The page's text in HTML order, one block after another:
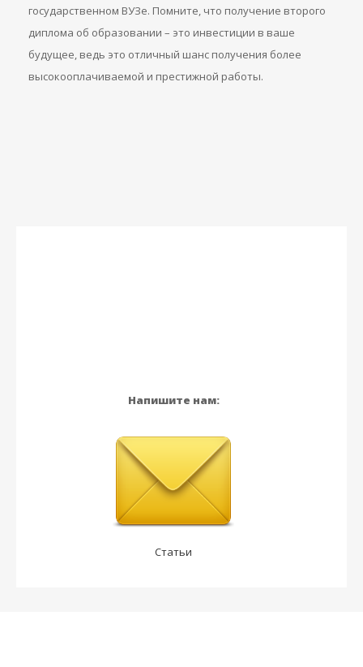
государственном ВУЗе. Помните, что получение второго
диплома об образовании – это инвестиции в ваше
будущее, ведь это отличный шанс получения более
высокооплачиваемой и престижной работы.
Напишите нам:
Статьи